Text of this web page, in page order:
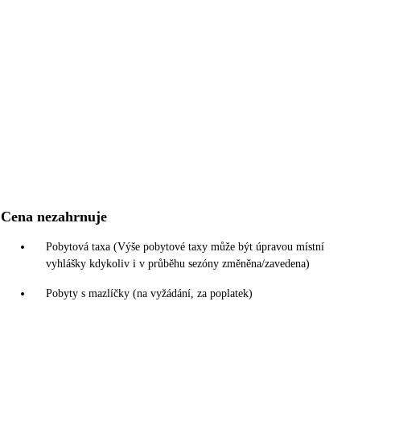
Cena nezahrnuje
Pobytová taxa (Výše pobytové taxy může být úpravou místní
vyhlášky kdykoliv i v průběhu sezóny změněna/zavedena)
Pobyty s mazlíčky (na vyžádání, za poplatek)